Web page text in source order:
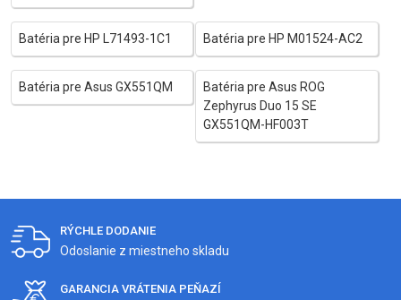
Batéria pre HP L71493-1C1 Batéria pre HP M01524-AC2
Batéria pre Asus GX551QM
Batéria pre Asus ROG
Zephyrus Duo 15 SE
GX551QM-HF003T
RÝCHLE DODANIE
Odoslanie z miestneho skladu
GARANCIA VRÁTENIA PEŇAZÍ